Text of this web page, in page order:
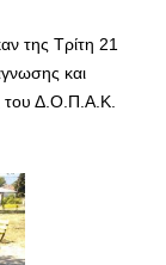
της Τρίτη 21
και
του Δ.Ο.Π.Α.Κ.